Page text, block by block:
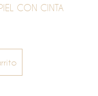
CON CINTA